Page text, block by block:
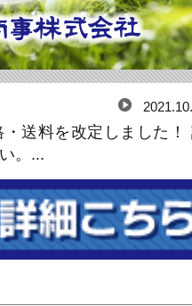
送料を改定しました！
。...